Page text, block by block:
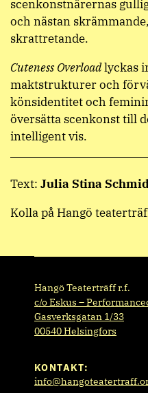
scenkonstnärernas
och nästan
skrattretande.
Cuteness Overloadlyckas
maktstrukturer och
könsidentitet och
översätta scenkonst till
intelligent vis.
Text: Julia Stina
Kolla på Hangö
Hangö Teaterträff r.f.
c/o Eskus –
Gasverksgatan 1/33
00540 Helsingfors
KONTAKT: